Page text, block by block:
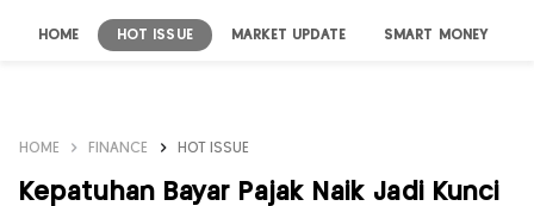
HOME HOT ISSUE MARKET UPDATE SMART MONEY
HOME FINANCE HOT ISSUE
Kepatuhan Bayar Pajak Naik Jadi Kunci